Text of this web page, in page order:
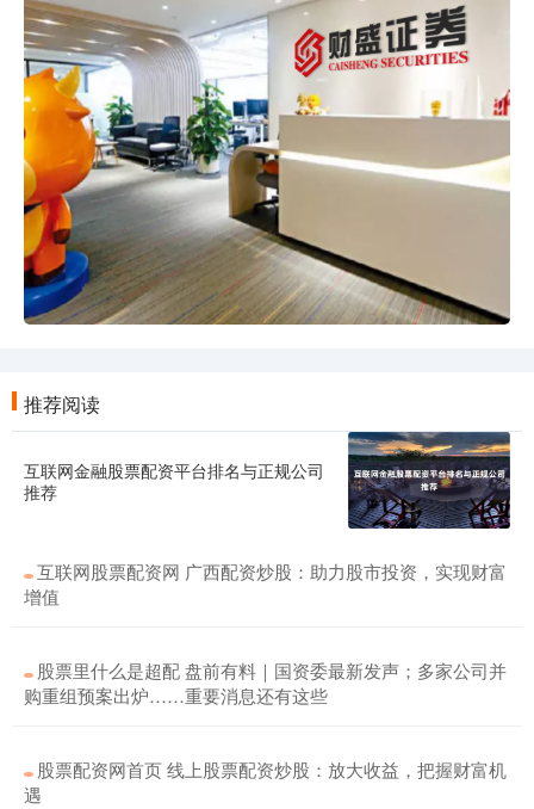
推荐阅读
互联网金融股票配资平台排名与正规公司
推荐
互联网股票配资网 广西配资炒股：助力股市投资，实现财富
增值
股票里什么是超配 盘前有料｜国资委最新发声；多家公司并
购重组预案出炉……重要消息还有这些
股票配资网首页 线上股票配资炒股：放大收益，把握财富机
遇